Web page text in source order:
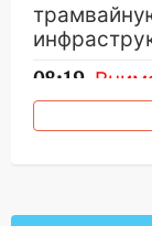
08:19
пропал
07:30